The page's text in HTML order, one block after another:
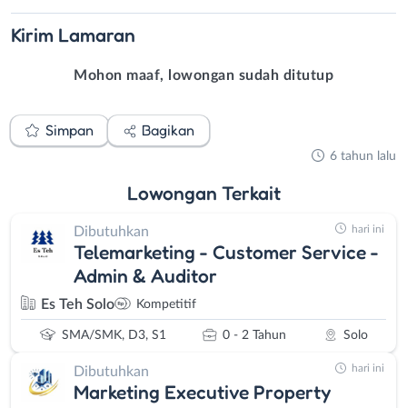
Kirim Lamaran
Mohon maaf, lowongan sudah ditutup
Simpan Bagikan
6 tahun lalu
Lowongan Terkait
Dibutuhkan
Telemarketing - Customer Service -
Admin & Auditor
Es Teh Solo Kompetitif
SMA/SMK, D3, S1 0 - 2 Tahun Solo
hari ini
Dibutuhkan
Marketing Executive Property
hari ini